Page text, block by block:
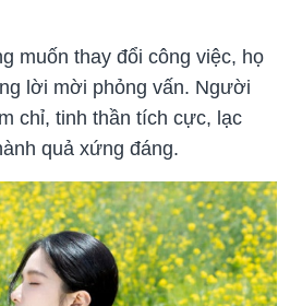
muốn thay đổi công việc, họ
lời mời phỏng vấn. Người
chỉ, tinh thần tích cực, lạc
quả xứng đáng.